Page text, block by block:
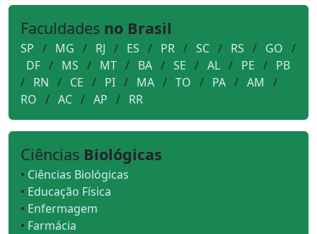
Faculdades no Brasil
SP / MG / RJ / ES / PR / SC / RS / GO /
DF / MS / MT / BA / SE / AL / PE / PB
/ RN / CE / PI / MA / TO / PA / AM /
RO / AC / AP / RR
Ciências Biológicas
• Ciências Biológicas
• Educação Física
• Enfermagem
• Farmácia